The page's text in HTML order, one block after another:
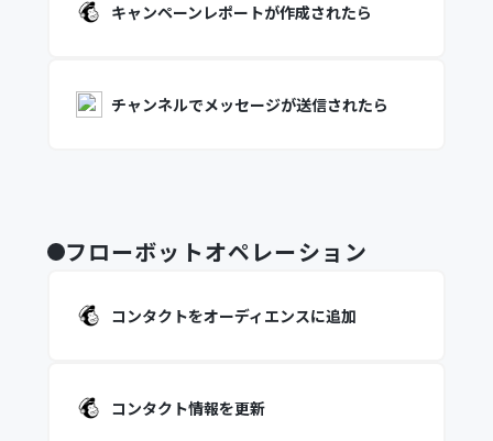
キャンペーンレポートが作成されたら
チャンネルでメッセージが送信されたら
フローボットオペレーション
コンタクトをオーディエンスに追加
コンタクト情報を更新